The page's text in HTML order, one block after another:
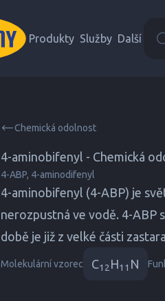
Produkty Služby Další
Chemická odolnost
4-aminobifenyl - Chemická
4-ABP, 4-aminodifenyl
4-aminobifenyl (4-ABP) je
nerozpustná ve vodě. 4-ABP
době je již z velké části
Molekulární vzorec C12H11 N